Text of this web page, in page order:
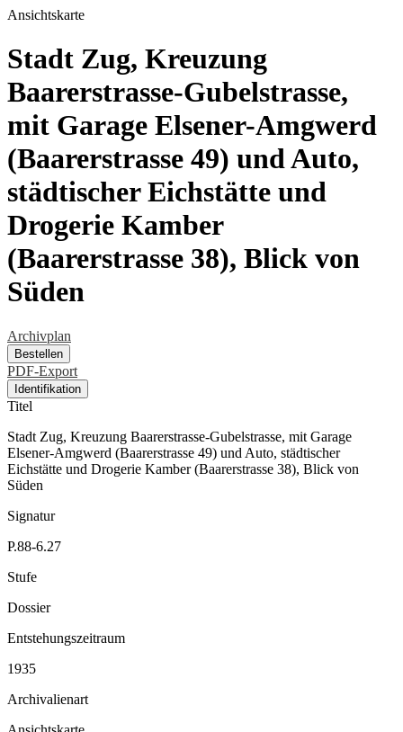
Ansichtskarte
Stadt Zug, Kreuzung
Baarerstrasse-Gubelstrasse,
mit Garage Elsener-Amgwerd
(Baarerstrasse 49) und Auto,
städtischer Eichstätte und
Drogerie Kamber
(Baarerstrasse 38), Blick von
Süden
Archivplan
Bestellen
PDF-Export
Identifikation
Titel
Stadt Zug, Kreuzung Baarerstrasse-Gubelstrasse, mit Garage
Elsener-Amgwerd (Baarerstrasse 49) und Auto, städtischer
Eichstätte und Drogerie Kamber (Baarerstrasse 38), Blick von
Süden
Signatur
P.88-6.27
Stufe
Dossier
Entstehungszeitraum
1935
Archivalienart